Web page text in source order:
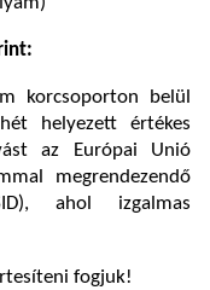
korcsoporton belül
helyezett értékes
az Európai Unió
megrendezendő
ahol izgalmas
fogjuk!